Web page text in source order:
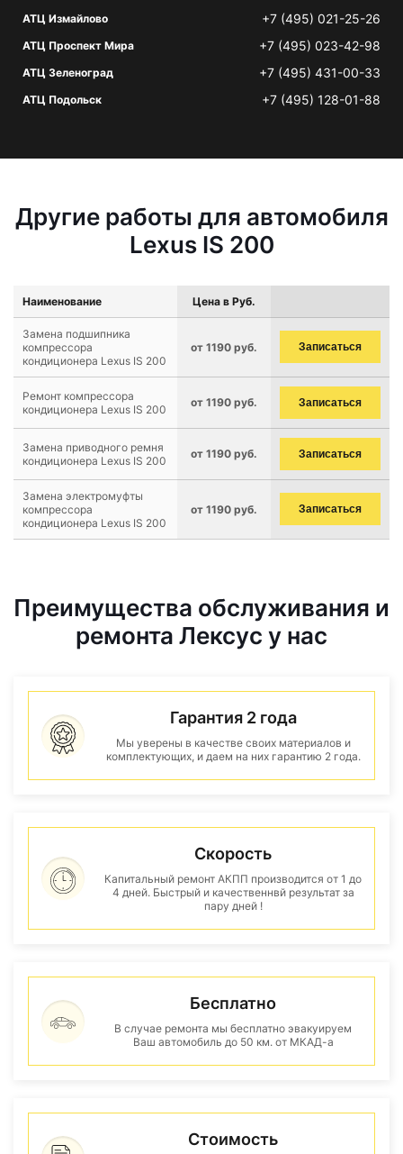
АТЦ Измайлово +7 (495) 021-25-26
АТЦ Проспект Мира +7 (495) 023-42-98
АТЦ Зеленоград +7 (495) 431-00-33
АТЦ Подольск +7 (495) 128-01-88
Другие работы для автомобиля
Lexus IS 200
Наименование Цена в Руб.
Замена подшипника
компрессора
кондиционера Lexus IS 200
от 1190 руб. Записаться
Ремонт компрессора
кондиционера Lexus IS 200
от 1190 руб. Записаться
Замена приводного ремня
кондиционера Lexus IS 200
от 1190 руб. Записаться
Замена электромуфты
компрессора
кондиционера Lexus IS 200
от 1190 руб. Записаться
Преимущества обслуживания и
ремонта Лексус у нас
Гарантия 2 года
Мы уверены в качестве своих материалов и
комплектующих, и даем на них гарантию 2 года.
Скорость
Капитальный ремонт АКПП производится от 1 до
4 дней. Быстрый и качественнвй результат за
пару дней !
Бесплатно
В случае ремонта мы бесплатно эвакуируем
Ваш автомобиль до 50 км. от МКАД-а
Стоимость